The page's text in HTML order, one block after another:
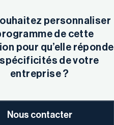
personnaliser
de cette
pour qu’elle réponde
de votre
entreprise ?
Nous contacter